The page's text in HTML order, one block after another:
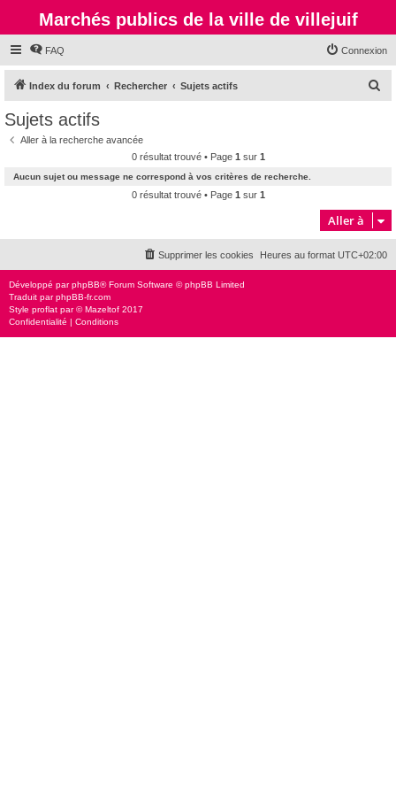
Marchés publics de la ville de villejuif
FAQ Connexion
Index du forum Rechercher Sujets actifs
c
h
e
Sujets actifs
Aller à la recherche avancée
0 résultat trouvé • Page 1 sur 1
Aucun sujet ou message ne correspond à vos critères de recherche.
0 résultat trouvé • Page 1 sur 1
Aller à
Heures au format UTC+02:00
Supprimer les cookies
Développé parphpBB® Forum Software © phpBB Limited
Traduit parphpBB-fr.com
Style proflat par ©Mazeltof 2017
Confidentialité | Conditions